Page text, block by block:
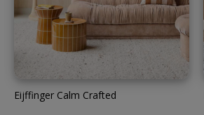
Eijffinger Calm Crafted